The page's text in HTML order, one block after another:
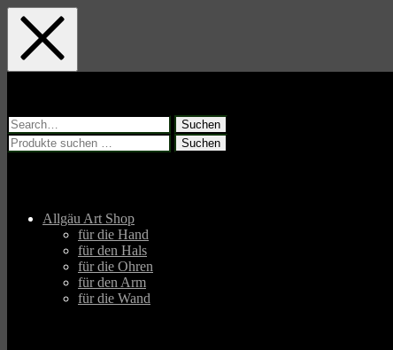
Skip
main
navigation
Skip
main
content
Skip
footer
Suchen
nach:
Suchen
Allgäu Art Shop
für die Hand
für den Hals
für die Ohren
für den Arm
für die Wand